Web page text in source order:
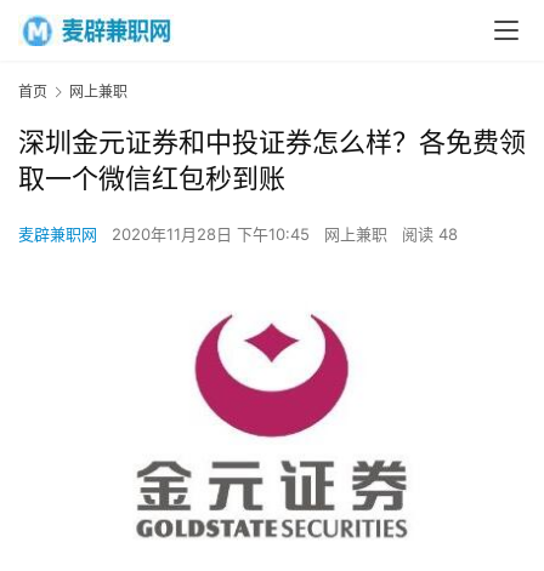
首页 网上兼职
深圳金元证券和中投证券怎么样？各免费领
取一个微信红包秒到账
麦辟兼职网 2020年11月28日 下午10:45 网上兼职 阅读 48